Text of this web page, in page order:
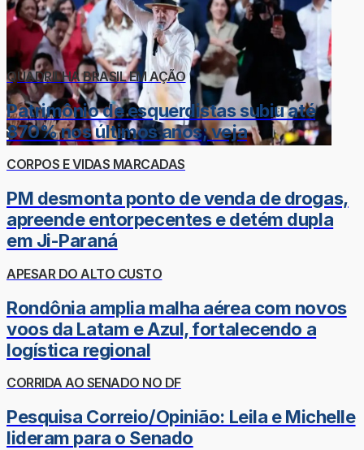
QUADRILHA BRASIL EM AÇÃO
Patrimônio de esquerdistas subiu até
870% nos últimos anos; veja
CORPOS E VIDAS MARCADAS
PM desmonta ponto de venda de drogas,
apreende entorpecentes e detém dupla
em Ji-Paraná
APESAR DO ALTO CUSTO
Rondônia amplia malha aérea com novos
voos da Latam e Azul, fortalecendo a
logística regional
CORRIDA AO SENADO NO DF
Pesquisa Correio/Opinião: Leila e Michelle
lideram para o Senado